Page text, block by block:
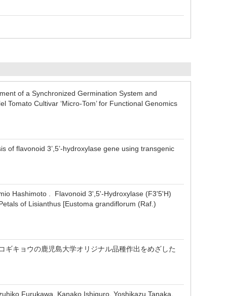
of a Synchronized Germination System and
Cultivar ‘Micro-Tom’ for Functional Genomics
of flavonoid 3’,5’-hydroxylase gene using transgenic
Hashimoto . Flavonoid 3',5'-Hydroxylase (F3'5'H)
of Lisianthus [Eustoma grandiflorum (Raf.)
キョウの鹿児島大学オリジナル品種作出をめざした
Furukawa, Kanako Ishiguro, Yoshikazu Tanaka,